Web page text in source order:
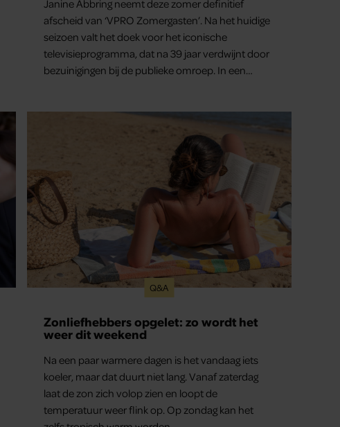
Janine Abbring neemt deze zomer definitief
afscheid van ‘VPRO Zomergasten’. Na het huidige
seizoen valt het doek voor het iconische
televisieprogramma, dat na 39 jaar verdwijnt door
bezuinigingen bij de publieke omroep. In een
Hoewel ze uitkijkt naar de laatste reeks, vindt ze
het ook verdrietig dat een televisieklassieker
Q&A
Zonliefhebbers opgelet: zo wordt het
weer dit weekend
Na een paar warmere dagen is het vandaag iets
koeler, maar dat duurt niet lang. Vanaf zaterdag
laat de zon zich volop zien en loopt de
temperatuur weer flink op. Op zondag kan het